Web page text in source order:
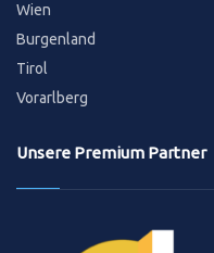
Wien
Burgenland
Tirol
Vorarlberg
Unsere Premium Partner